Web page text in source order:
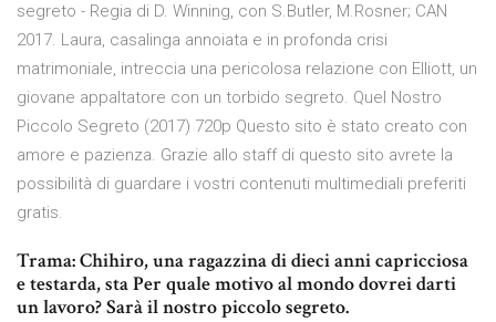
segreto - Regia di D. Winning, con S.Butler, M.Rosner; CAN
2017. Laura, casalinga annoiata e in profonda crisi
matrimoniale, intreccia una pericolosa relazione con Elliott, un
giovane appaltatore con un torbido segreto. Quel Nostro
Piccolo Segreto (2017) 720p Questo sito è stato creato con
amore e pazienza. Grazie allo staff di questo sito avrete la
possibilità di guardare i vostri contenuti multimediali preferiti
gratis.
Trama: Chihiro, una ragazzina di dieci anni capricciosa
e testarda, sta Per quale motivo al mondo dovrei darti
un lavoro? Sarà il nostro piccolo segreto.